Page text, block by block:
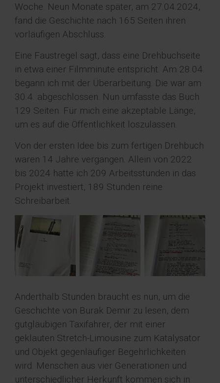
Woche. Neun Monate später, am 27.04.2024,
fand die Geschichte nach 165 Seiten ihren
vorläufigen Abschluss.
Eine Faustregel sagt, dass eine Drehbuchseite
in etwa einer Filmminute entspricht. Am 28.04.
begann ich mit der Überarbeitung. Die war am
30.4. abgeschlossen. Nun umfasste das Buch
129 Seiten. Für mich eine akzeptable Länge,
um es auf die Öffentlichkeit loszulassen.
Von der ersten Idee bis zum fertigen Drehbuch
waren 14 Jahre vergangen. Allein von 2022
bis 2024 hatte ich 209 Arbeitsstunden in das
Projekt investiert, 189 Stunden reine
Schreibarbeit.
Anderthalb Stunden braucht es nun, um die
Geschichte von Burak Demir zu lesen, dem
gutgläubigen Taxifahrer, der mit einer
geklauten Stretch-Limousine zum Katalysator
und Objekt gegenläufiger Begehrlichkeiten
wird. Menschen aus vier Generationen und
unterschiedlicher Herkunft kommen sich in